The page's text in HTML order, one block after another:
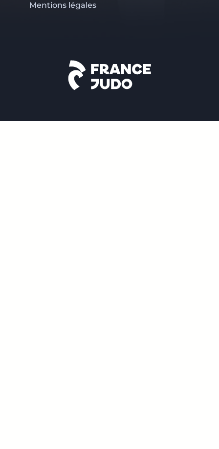
Mentions légales